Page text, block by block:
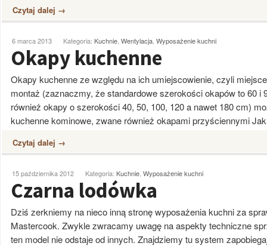
Czytaj dalej →
6 marca 2013 Kategoria: Kuchnie Wentylacja Wyposażenie kuchni
Okapy kuchenne
Okapy kuchenne ze względu na ich umiejscowienie, czyli
montaż (zaznaczmy, że standardowe szerokości okapów to 60 i
również okapy o szerokości 40, 50, 100, 120 a nawet 180 cm)
kuchenne kominowe, zwane również okapami przyściennymi
Czytaj dalej →
15 października 2012 Kategoria: Kuchnie Wyposażenie kuchni
Czarna lodówka
Dziś zerkniemy na nieco inną stronę wyposażenia kuchni za
Mastercook. Zwykle zwracamy uwagę na aspekty techniczne
ten model nie odstaje od innych. Znajdziemy tu system